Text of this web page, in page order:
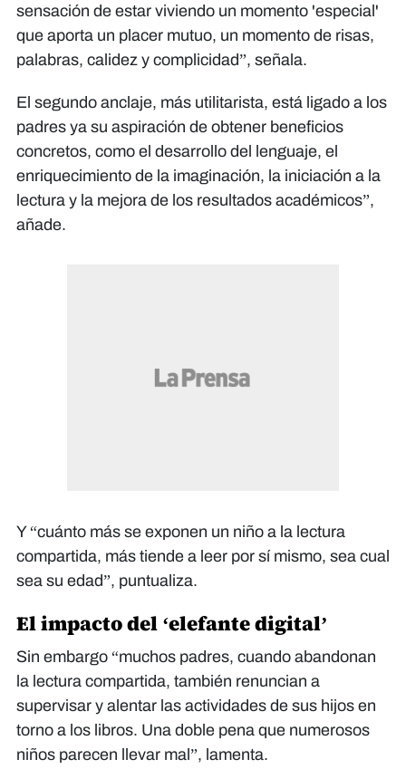
sensación de estar viviendo un momento 'especial'
que aporta un placer mutuo, un momento de risas,
palabras, calidez y complicidad”, señala.
El segundo anclaje, más utilitarista, está ligado a los
padres ya su aspiración de obtener beneficios
concretos, como el desarrollo del lenguaje, el
enriquecimiento de la imaginación, la iniciación a la
lectura y la mejora de los resultados académicos”,
añade.
Y “cuánto más se exponen un niño a la lectura
compartida, más tiende a leer por sí mismo, sea cual
sea su edad”, puntualiza.
El impacto del ‘elefante digital’
Sin embargo “muchos padres, cuando abandonan
la lectura compartida, también renuncian a
supervisar y alentar las actividades de sus hijos en
torno a los libros. Una doble pena que numerosos
niños parecen llevar mal”, lamenta.